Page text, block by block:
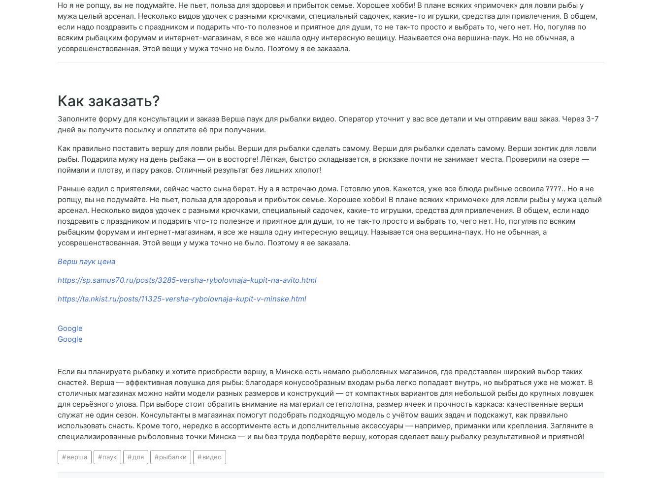
Но я не ропщу, вы не подумайте. Не пьет, польза для здоровья и прибыток семье. Хорошее хобби! В плане всяких «примочек» для ловли рыбы у
мужа целый арсенал. Несколько видов удочек с разными крючками, специальный садочек, какие-то игрушки, средства для привлечения. В общем,
если надо поздравить с праздником и подарить что-то полезное и приятное для души, то не так-то просто и выбрать то, чего нет. Но, погуляв по
всяким рыбацким форумам и интернет-магазинам, я все же нашла одну интересную вещицу. Называется она вершина-паук. Но не обычная, а
усоврешенствованная. Этой вещи у мужа точно не было. Поэтому я ее заказала.
Как заказать?
Заполните форму для консультации и заказа Верша паук для рыбалки видео. Оператор уточнит у вас все детали и мы отправим ваш заказ. Через 3-7
дней вы получите посылку и оплатите её при получении.
Как правильно поставить вершу для ловли рыбы. Верши для рыбалки сделать самому. Верши для рыбалки сделать самому. Верши зонтик для ловли
рыбы. Подарила мужу на день рыбака — он в восторге! Лёгкая, быстро складывается, в рюкзаке почти не занимает места. Проверили на озере —
поймали и плотву, и пару раков. Отличный результат без лишних хлопот!
Раньше ездил с приятелями, сейчас часто сына берет. Ну а я встречаю дома. Готовлю улов. Кажется, уже все блюда рыбные освоила ????.. Но я не
ропщу, вы не подумайте. Не пьет, польза для здоровья и прибыток семье. Хорошее хобби! В плане всяких «примочек» для ловли рыбы у мужа целый
арсенал. Несколько видов удочек с разными крючками, специальный садочек, какие-то игрушки, средства для привлечения. В общем, если надо
поздравить с праздником и подарить что-то полезное и приятное для души, то не так-то просто и выбрать то, чего нет. Но, погуляв по всяким
рыбацким форумам и интернет-магазинам, я все же нашла одну интересную вещицу. Называется она вершина-паук. Но не обычная, а
усоврешенствованная. Этой вещи у мужа точно не было. Поэтому я ее заказала.
Верш паук цена
https://sp.samus70.ru/posts/3285-versha-rybolovnaja-kupit-na-avito.html
https://ta.nkist.ru/posts/11325-versha-rybolovnaja-kupit-v-minske.html
Google
Google
Если вы планируете рыбалку и хотите приобрести вершу, в Минске есть немало рыболовных магазинов, где представлен широкий выбор таких
снастей. Верша — эффективная ловушка для рыбы: благодаря конусообразным входам рыба легко попадает внутрь, но выбраться уже не может. В
столичных магазинах можно найти модели разных размеров и конструкций — от компактных вариантов для небольшой рыбы до крупных ловушек
для серьёзного улова. При выборе стоит обратить внимание на материал сетеполотна, размер ячеек и прочность каркаса: качественные верши
служат не один сезон. Консультанты в магазинах помогут подобрать подходящую модель с учётом ваших задач и подскажут, как правильно
использовать снасть. Кроме того, нередко в ассортименте есть и дополнительные аксессуары — например, приманки или крепления. Загляните в
специализированные рыболовные точки Минска — и вы без труда подберёте вершу, которая сделает вашу рыбалку результативной и приятной!
верша паук для рыбалки видео